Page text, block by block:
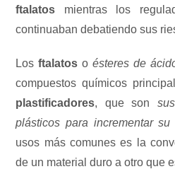
ftalatos mientras los
continuaban debatiendo sus
Losftalatos o ésteres de
compuestos químicos
plastificadores, que son
plásticos para incrementar su
usos más comunes es la
de un material duro a otro que